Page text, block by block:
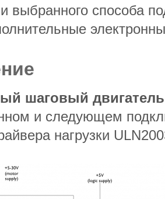
выбранного способа
шаговый
и следующем
нагрузки